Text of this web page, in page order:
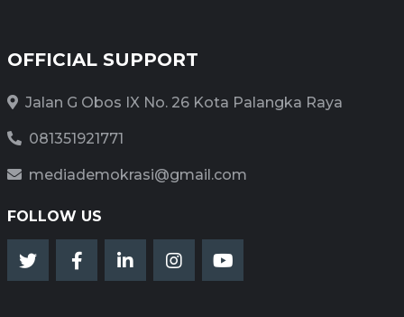
OFFICIAL SUPPORT
Jalan G Obos IX No. 26 Kota Palangka Raya
081351921771
mediademokrasi@gmail.com
FOLLOW US